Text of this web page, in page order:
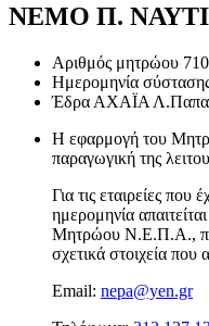
ΝΕΜΟ Π.
Αριθμός μητρώου 710
Ημερομηνία
Έδρα ΑΧΑΪΑ
Η εφαρμογή του
παραγωγική της
Για τις εταιρείες που
ημερομηνία
Μητρώου Ν.Ε.Π.Α.,
σχετικά στοιχεία
Email: nepa@yen.gr